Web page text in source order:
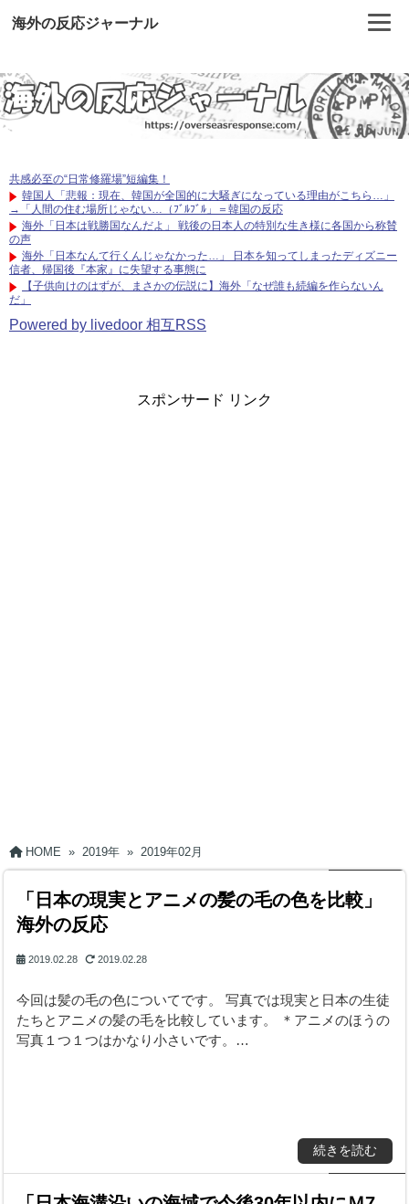
海外の反応ジャーナル
共感必至の“日常修羅場”短編集！
韓国人「悲報：現在、韓国が全国的に大騒ぎになっている理由がこちら…」
→「人間の住む場所じゃない…（ﾌﾞﾙﾌﾞﾙ」＝韓国の反応
海外「日本は戦勝国なんだよ」 戦後の日本人の特別な生き様に各国から称賛
の声
海外「日本なんて行くんじゃなかった…」 日本を知ってしまったディズニー
信者、帰国後『本家』に失望する事態に
【子供向けのはずが、まさかの伝説に】海外「なぜ誰も続編を作らないん
だ」
Powered by livedoor 相互RSS
スポンサード リンク
HOME » 2019年 » 2019年02月
「日本の現実とアニメの髪の毛の色を比較」
海外の反応
2019.02.28 2019.02.28
今回は髪の毛の色についてです。 写真では現実と日本の生徒
たちとアニメの髪の毛を比較しています。 ＊アニメのほうの
写真１つ１つはかなり小さいです。…
続きを読む